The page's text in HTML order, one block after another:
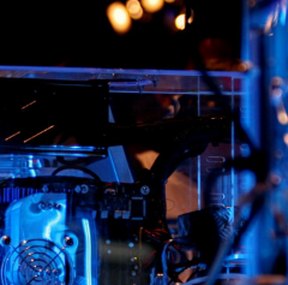
дотримуватися
Користувача». Наші